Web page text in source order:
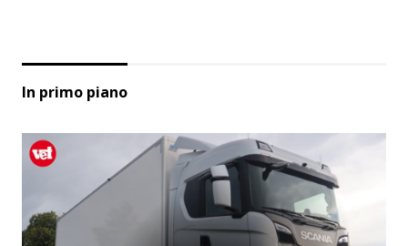
In primo piano